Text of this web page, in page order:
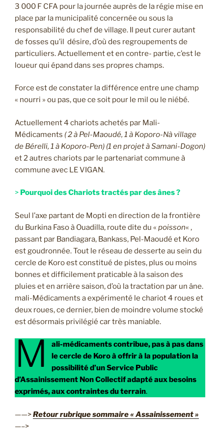
3 000 F CFA pour la journée auprès de la régie mise en
place par la municipalité concernée ou sous la
responsabilité du chef de village. Il peut curer autant
de fosses qu’il désire, d’où des regroupements de
particuliers. Actuellement et en contre- partie, c’est le
loueur qui épand dans ses propres champs.
Force est de constater la différence entre une champ
« nourri » ou pas, que ce soit pour le mil ou le niébé.
Actuellement 4 chariots achetés par Mali-
Médicaments ( 2 à Pel-Maoudé, 1 à Koporo-Nà village
de Bérelli, 1 à Koporo-Pen) (1 en projet à Samani-Dogon)
et 2 autres chariots par le partenariat commune à
commune avec LE VIGAN.
> Pourquoi des Chariots tractés par des ânes ?
Seul l’axe partant de Mopti en direction de la frontière
du Burkina Faso à Ouadilla, route dite du « poisson« ,
passant par Bandiagara, Bankass, Pel-Maoudé et Koro
est goudronnée. Tout le réseau de desserte au sein du
cercle de Koro est constitué de pistes, plus ou moins
bonnes et difficilement praticable à la saison des
pluies et en arrière saison, d’où la tractation par un âne.
mali-Médicaments a expérimenté le chariot 4 roues et
deux roues, ce dernier, bien de moindre volume stocké
est désormais privilégié car très maniable.
M ali-médicaments contribue, pas à pas dans
le cercle de Koro à offrir à la population la
possibilité d’un Service Public
d’Assainissement Non Collectif adapté aux besoins
exprimés, aux contraintes du terrain.
——>Retour rubrique sommaire « Assainissement »
—–>